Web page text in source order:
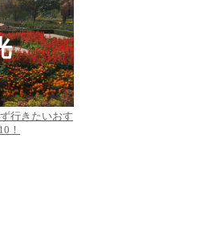
行きたいおす
！